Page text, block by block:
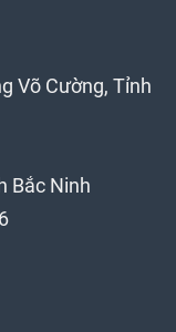
Võ Cường, Tỉnh
Bắc Ninh